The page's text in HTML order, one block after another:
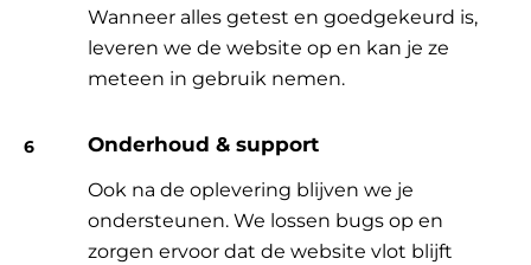
Wanneer alles getest en goedgekeurd is,
leveren we de website op en kan je ze
meteen in gebruik nemen.
Onderhoud & support
Ook na de oplevering blijven we je
ondersteunen. We lossen bugs op en
zorgen ervoor dat de website vlot blijft